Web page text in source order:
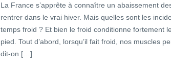
La France s’apprête à connaître un abaissement
rentrer dans le vrai hiver. Mais quelles sont les
temps froid ? Et bien le froid conditionne fortement
pied. Tout d’abord, lorsqu’il fait froid, nos muscles
dit-on […]